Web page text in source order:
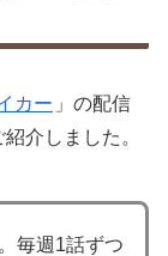
カー 」の配信
介しました。
毎週1話ずつ